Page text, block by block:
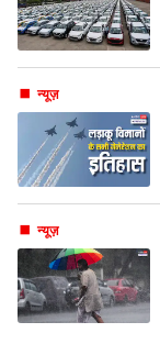
न्यूज़
न्यूज़